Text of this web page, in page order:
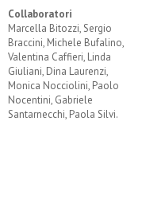
Collaboratori
Marcella Bitozzi, Sergio
Braccini, Michele Bufalino,
Valentina Caffieri, Linda
Giuliani, Dina Laurenzi,
Monica Nocciolini, Paolo
Nocentini, Gabriele
Santarnecchi, Paola Silvi.